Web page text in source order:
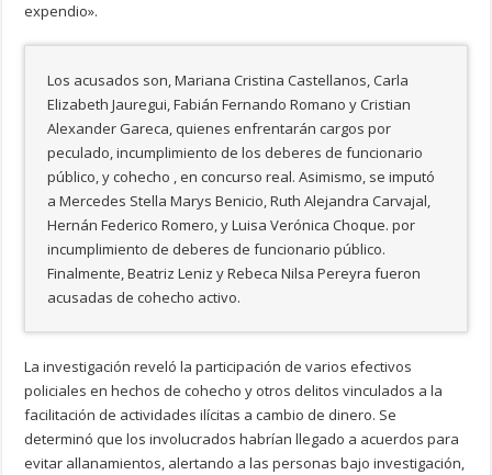
expendio».
Los acusados son, Mariana Cristina Castellanos, Carla
Elizabeth Jauregui, Fabián Fernando Romano y Cristian
Alexander Gareca, quienes enfrentarán cargos por
peculado, incumplimiento de los deberes de funcionario
público, y cohecho , en concurso real. Asimismo, se imputó
a Mercedes Stella Marys Benicio, Ruth Alejandra Carvajal,
Hernán Federico Romero, y Luisa Verónica Choque. por
incumplimiento de deberes de funcionario público.
Finalmente, Beatriz Leniz y Rebeca Nilsa Pereyra fueron
acusadas de cohecho activo.
La investigación reveló la participación de varios efectivos
policiales en hechos de cohecho y otros delitos vinculados a la
facilitación de actividades ilícitas a cambio de dinero. Se
determinó que los involucrados habrían llegado a acuerdos para
evitar allanamientos, alertando a las personas bajo investigación,